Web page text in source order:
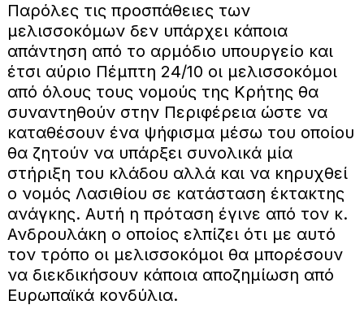
Παρόλες τις προσπάθειες των
μελισσοκόμων δεν υπάρχει κάποια
απάντηση από το αρμόδιο υπουργείο και
έτσι αύριο Πέμπτη 24/10 οι μελισσοκόμοι
από όλους τους νομούς της Κρήτης θα
συναντηθούν στην Περιφέρεια ώστε να
καταθέσουν ένα ψήφισμα μέσω του οποίου
θα ζητούν να υπάρξει συνολικά μία
στήριξη του κλάδου αλλά και να κηρυχθεί
ο νομός Λασιθίου σε κατάσταση έκτακτης
ανάγκης. Αυτή η πρόταση έγινε από τον κ.
Ανδρουλάκη ο οποίος ελπίζει ότι με αυτό
τον τρόπο οι μελισσοκόμοι θα μπορέσουν
να διεκδικήσουν κάποια αποζημίωση από
Ευρωπαϊκά κονδύλια.